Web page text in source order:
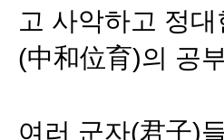
고 사악하고 정
(中和位育)의 공
여러 군자(君子)